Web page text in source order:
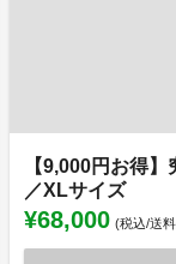
【9,000円お得
／XLサイズ
¥68,000 (税込/送